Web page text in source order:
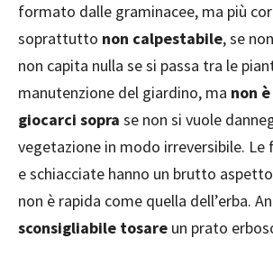
formato dalle graminacee, ma più
soprattutto non calpestabile, se
non capita nulla se si passa tra le
manutenzione del giardino, ma non
giocarci sopra se non si vuole
vegetazione in modo irreversibile.
e schiacciate hanno un brutto
non è rapida come quella dell’erba.
sconsigliabile tosare un prato